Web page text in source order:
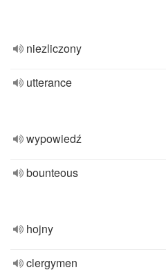
niezliczony
utterance
wypowiedź
bounteous
hojny
clergymen